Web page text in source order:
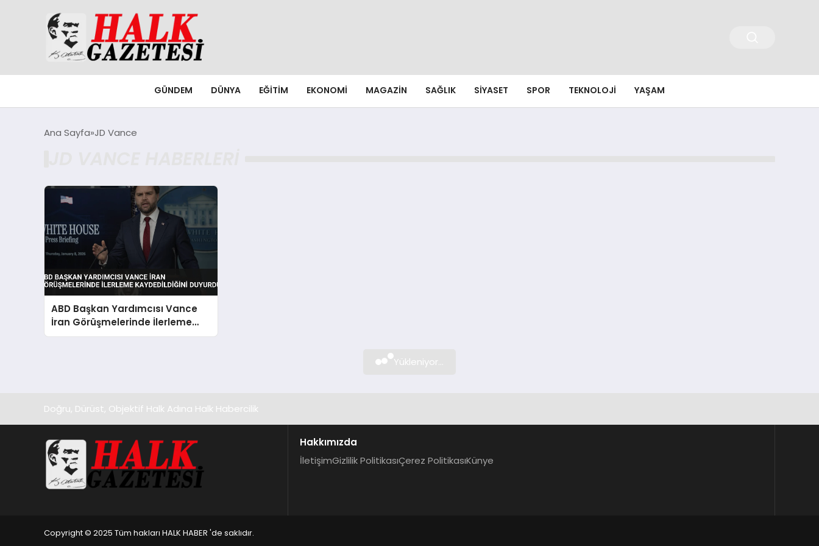
GÜNDEM DÜNYA EĞITIM EKONOMI MAGAZIN SAĞLIK SIYASET SPOR TEKNOLOJI YAŞAM
Ana Sayfa JD Vance
ABD Başkan Yardımcısı Vance
İran Görüşmelerinde İlerleme
Kaydedildiğini Duyurdu
Yükleniyor...
Doğru, Dürüst, Objektif Halk Adına Halk Habercilik
Hakkımızda
İletişimGizlilik PolitikasıÇerez PolitikasıKünye
Copyright © 2025 Tüm hakları HALK HABER 'de saklıdır.